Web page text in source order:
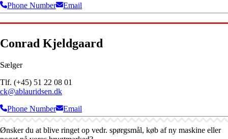
Phone Number
Email
Conrad Kjeldgaard
Sælger
Tlf. (+45) 51 22 08 01
ck@ablauridsen.dk
Phone Number
Email
Ønsker du at blive ringet op vedr. spørgsmål, køb af ny maskine eller